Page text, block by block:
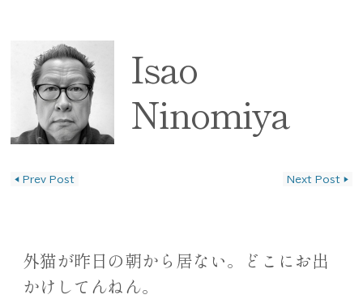
Isao
Ninomiya
◀ Prev Post Next Post ▶
外猫が昨日の朝から居ない。どこにお出
かけしてんねん。